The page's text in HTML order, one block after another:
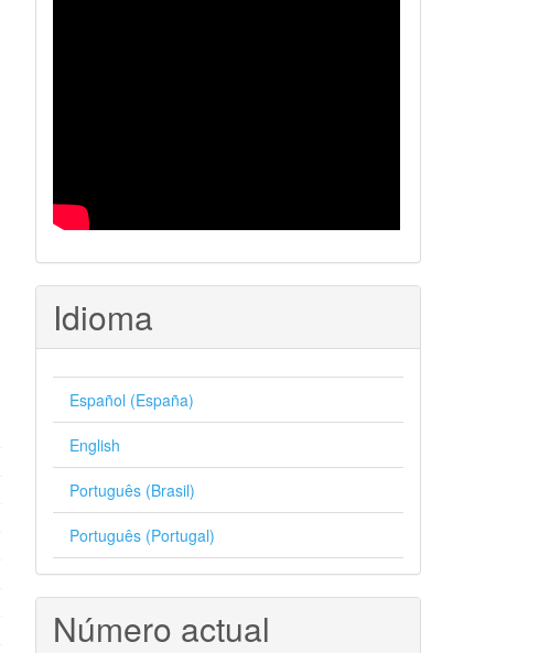
Idioma
Español (España)
English
Português (Brasil)
Português (Portugal)
Número actual